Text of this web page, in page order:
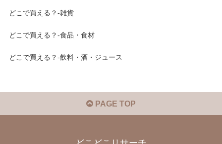
どこで買える？-雑貨
どこで買える？-食品・食材
どこで買える？-飲料・酒・ジュース
PAGE TOP